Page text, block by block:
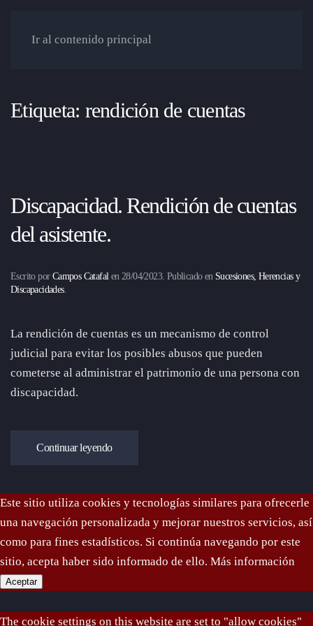
Ir al contenido principal
Etiqueta: rendición de cuentas
Discapacidad. Rendición de cuentas
del asistente.
Escrito por Campos Catafalen28/04/2023. Publicado en Sucesiones, Herencias y
Discapacidades.
La rendición de cuentas es un mecanismo de control
judicial para evitar los posibles abusos que pueden
cometerse al administrar el patrimonio de una persona con
discapacidad.
Continuar leyendo
Este sitio utiliza cookies y tecnologías similares para ofrecerle
una navegación personalizada y mejorar nuestros servicios, así
como para fines estadísticos. Si continúa navegando por este
sitio, acepta haber sido informado de ello. Más información
Aceptar
The cookie settings on this website are set to "allow cookies"